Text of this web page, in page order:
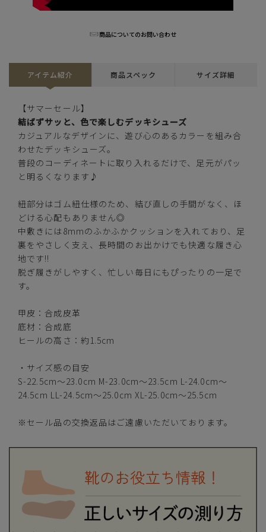
S(22.5cm～23.0cm)
M(23.0cm～23.5cm) カートに入れる
L(24.0cm～24.5cm) カートに入れる
XL(25.0cm～25.5cm) カートに入れる
ブルー
S(22.5cm～23.0cm)
在庫切れ
M(23.0cm～23.5cm)
L(24.0cm～24.5cm) —
XL(25.0cm～25.5cm) カートに入れる
商品についてのお問い合わせ
アイテム紹介 商品スペック サイズ詳細
【サマーセール】
結ばずサッと、色で楽しむデッキシューズ
カジュアルなデザインに、遊び心のあるカラーを組み合
わせたデッキシューズ。
普段のコーディネートに取り入れるだけで、足元がパッ
と明るくなります♪
紐部分はゴム紐仕様のため、結び直しの手間がなく、ほ
どける心配もありません◎
中敷きには8mmのふかふかクッションを入れており、足
裏をやさしく支え、長時間のお出かけでも快適な履き心
地です!!
脱ぎ履きがしやすく、忙しい毎日にもぴったりの一足で
す。
甲皮：合成皮革
底材：合成底
ヒールの高さ：約1.5cm
・サイズ感の目安
S-22.5cm～23.0cm M-23.0cm～23.5cm L-24.0cm～
24.5cm LL-24.5cm～25.0cm XL-25.0cm～25.5cm
※セール品の交換返品はご遠慮いただいております。